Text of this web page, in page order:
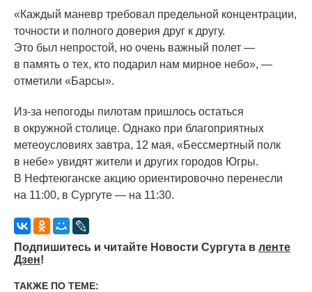
«Каждый маневр требовал предельной концентрации,
точности и полного доверия друг к другу.
Это был непростой, но очень важный полет —
в память о тех, кто подарил нам мирное небо», —
отметили «Барсы».
Из-за непогоды пилотам пришлось остаться
в окружной столице. Однако при благоприятных
метеоусловиях завтра, 12 мая, «Бессмертный полк
в небе» увидят жители и других городов Югры.
В Нефтеюганске акцию ориентировочно перенесли
на 11:00, в Сургуте — на 11:30.
Подпишитесь и читайте Новости Сургута в ленте
Дзен!
ТАКЖЕ ПО ТЕМЕ: